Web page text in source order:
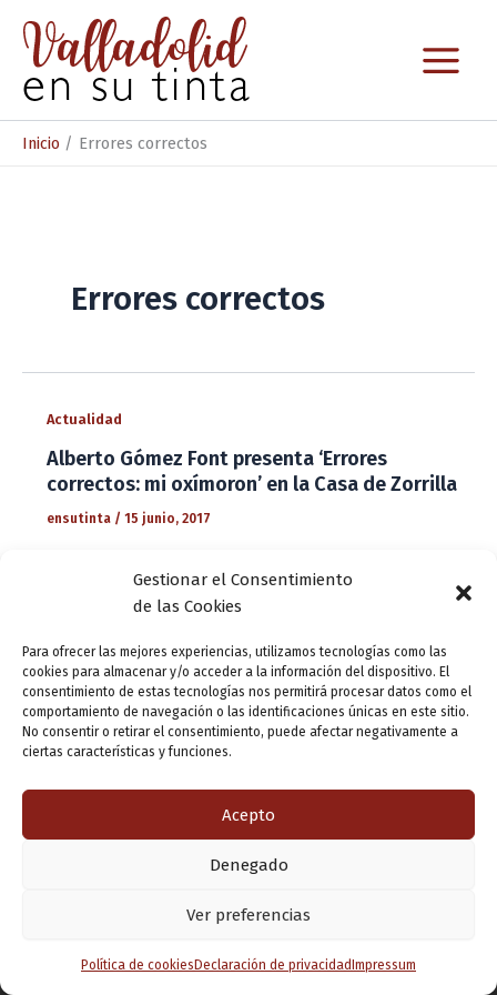
Gestionar el Consentimiento
de las Cookies
Para ofrecer las mejores experiencias, utilizamos tecnologías como las
cookies para almacenar y/o acceder a la información del dispositivo. El
consentimiento de estas tecnologías nos permitirá procesar datos como el
comportamiento de navegación o las identificaciones únicas en este sitio.
No consentir o retirar el consentimiento, puede afectar negativamente a
ciertas características y funciones.
Acepto
Denegado
Ver preferencias
Política de cookies Declaración de privacidad Impressum
contenido
Inicio Errores correctos
Errores correctos
Actualidad
Alberto Gómez Font presenta ‘Errores
correctos: mi oxímoron’ en la Casa de Zorrilla
ensutinta / 15 junio, 2017
reuniendo errores gramaticales cometidos por los
periodistas, tanto en prensa escrita, como en radio o
Copyright © 2026 Valladolid en su titna